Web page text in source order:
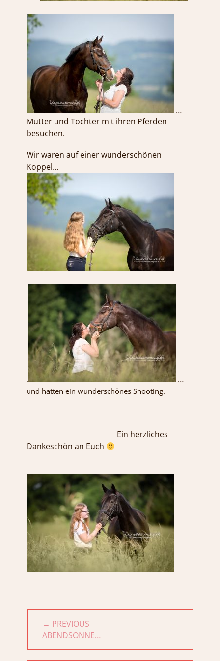
…
Mutter und Tochter mit ihren Pferden
besuchen.
Wir waren auf einer wunderschönen
Koppel…
. …
und hatten ein wunderschönes Shooting.
Ein herzliches
Dankeschön an Euch
Beitragsnavigation
← PREVIOUS
PREVIOUS
POST:
ABENDSONNE…